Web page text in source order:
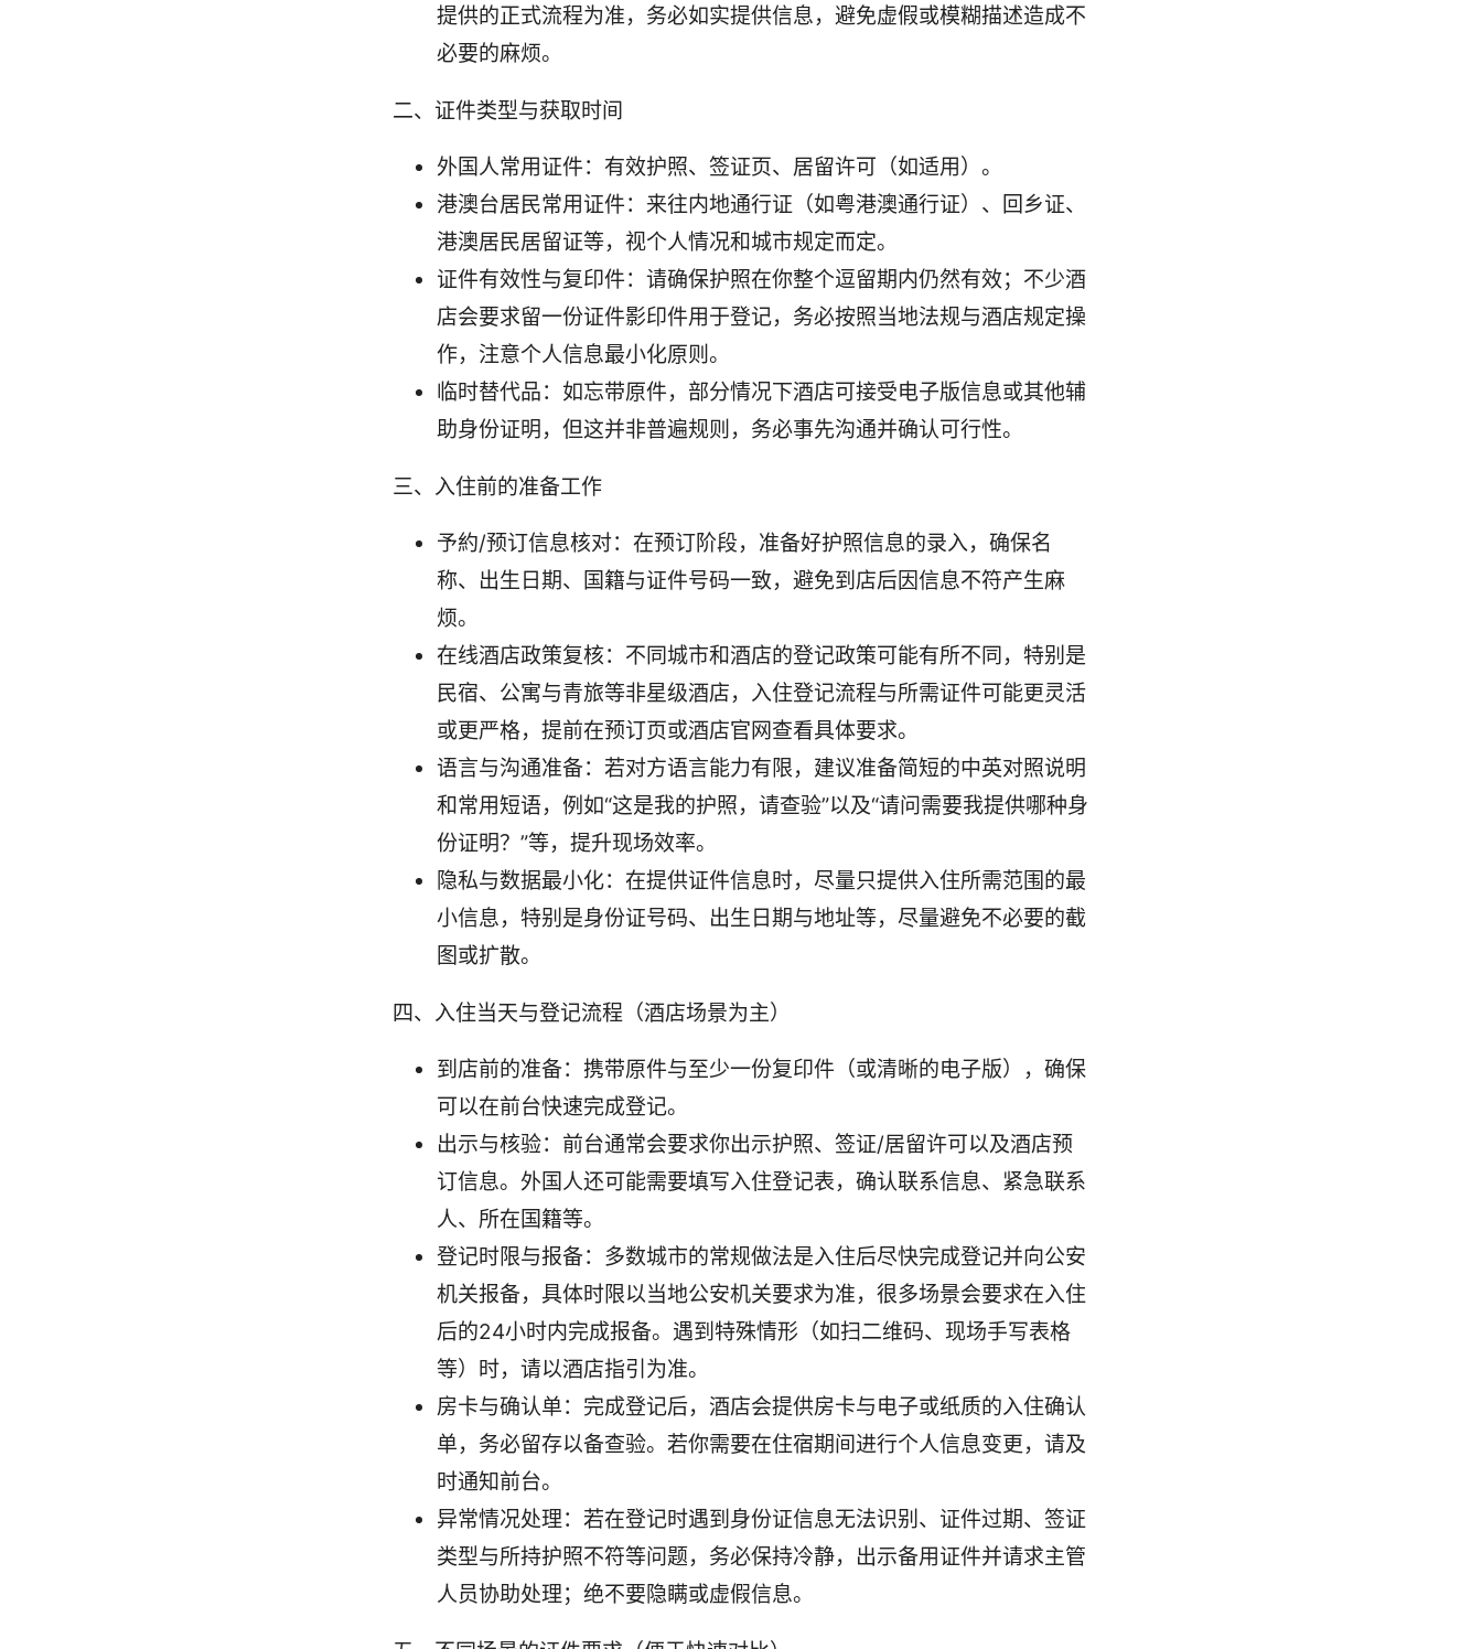
提供的正式流程为准，务必如实提供信息，避免虚假或模糊描述造成不
必要的麻烦。
二、证件类型与获取时间
外国人常用证件：有效护照、签证页、居留许可（如适用）。
港澳台居民常用证件：来往内地通行证（如粤港澳通行证）、回乡证、
港澳居民居留证等，视个人情况和城市规定而定。
证件有效性与复印件：请确保护照在你整个逗留期内仍然有效；不少酒
店会要求留一份证件影印件用于登记，务必按照当地法规与酒店规定操
作，注意个人信息最小化原则。
临时替代品：如忘带原件，部分情况下酒店可接受电子版信息或其他辅
助身份证明，但这并非普遍规则，务必事先沟通并确认可行性。
三、入住前的准备工作
予約/预订信息核对：在预订阶段，准备好护照信息的录入，确保名
称、出生日期、国籍与证件号码一致，避免到店后因信息不符产生麻
烦。
在线酒店政策复核：不同城市和酒店的登记政策可能有所不同，特别是
民宿、公寓与青旅等非星级酒店，入住登记流程与所需证件可能更灵活
或更严格，提前在预订页或酒店官网查看具体要求。
语言与沟通准备：若对方语言能力有限，建议准备简短的中英对照说明
和常用短语，例如“这是我的护照，请查验”以及“请问需要我提供哪种身
份证明？”等，提升现场效率。
隐私与数据最小化：在提供证件信息时，尽量只提供入住所需范围的最
小信息，特别是身份证号码、出生日期与地址等，尽量避免不必要的截
图或扩散。
四、入住当天与登记流程（酒店场景为主）
到店前的准备：携带原件与至少一份复印件（或清晰的电子版），确保
可以在前台快速完成登记。
出示与核验：前台通常会要求你出示护照、签证/居留许可以及酒店预
订信息。外国人还可能需要填写入住登记表，确认联系信息、紧急联系
人、所在国籍等。
登记时限与报备：多数城市的常规做法是入住后尽快完成登记并向公安
机关报备，具体时限以当地公安机关要求为准，很多场景会要求在入住
后的24小时内完成报备。遇到特殊情形（如扫二维码、现场手写表格
等）时，请以酒店指引为准。
房卡与确认单：完成登记后，酒店会提供房卡与电子或纸质的入住确认
单，务必留存以备查验。若你需要在住宿期间进行个人信息变更，请及
时通知前台。
异常情况处理：若在登记时遇到身份证信息无法识别、证件过期、签证
类型与所持护照不符等问题，务必保持冷静，出示备用证件并请求主管
人员协助处理；绝不要隐瞒或虚假信息。